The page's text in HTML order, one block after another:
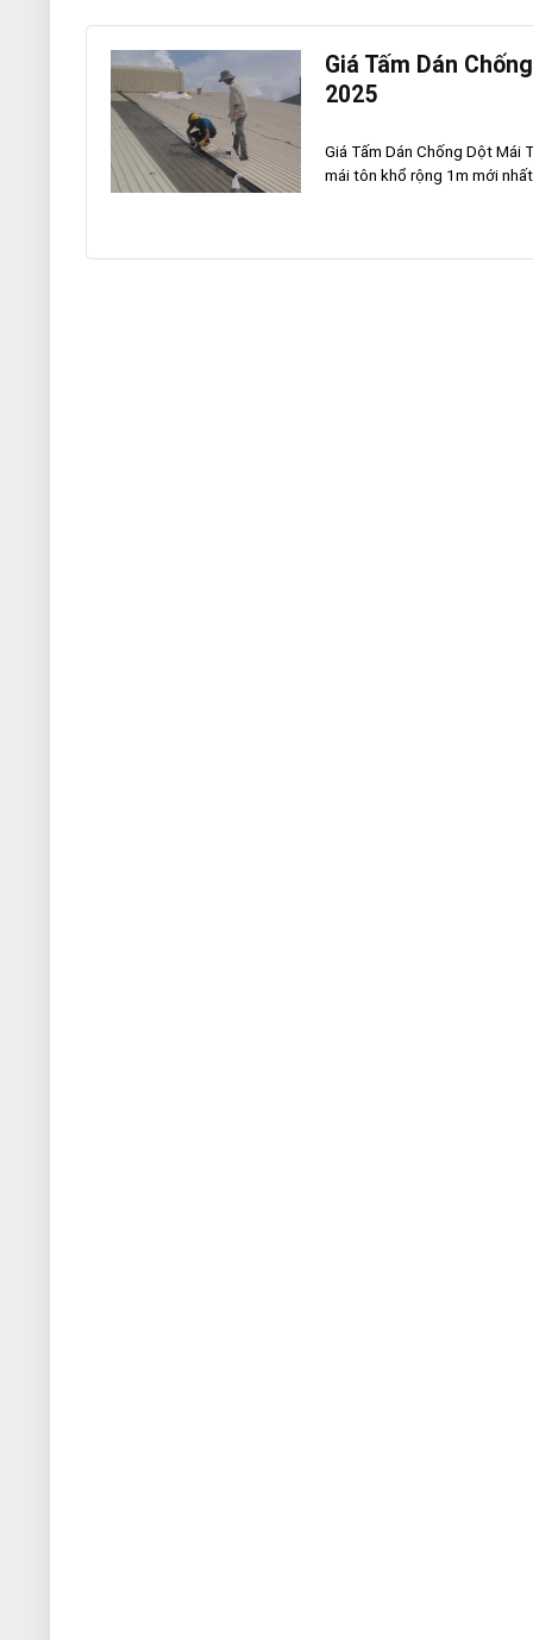
Giá Tấm Dán
2025
Giá Tấm Dán Chống Dột Mái
mái tôn khổ rộng 1m mới